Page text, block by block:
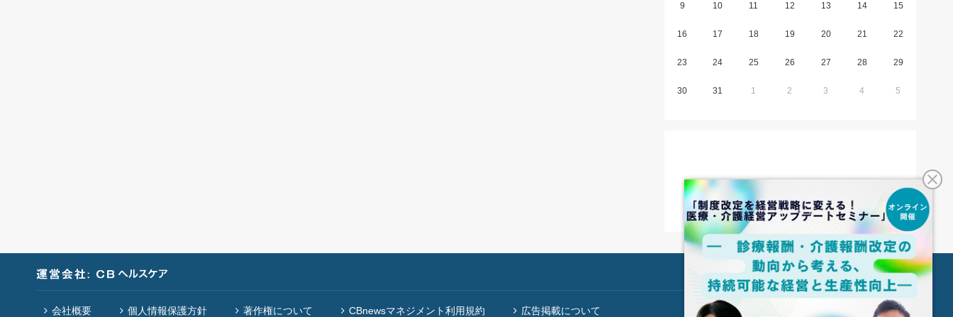
9 10 11 12 13 14 15
16 17 18 19 20 21 22
23 24 25 26 27 28 29
30 31 1 2 3 4 5
会社概要 個人情報保護方針 著作権について CBnewsマネジメント利用規約 広告掲載について